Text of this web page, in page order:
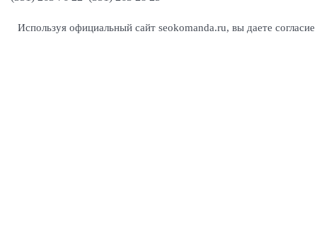
Используя официальный сайт seokomanda.ru, вы даете